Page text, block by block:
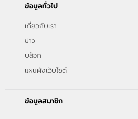
ข้อมูลทั่วไป
เกี่ยวกับเรา
ข่าว
บล็อก
แผนผังเว็บไซต์
ข้อมูลสมาชิก